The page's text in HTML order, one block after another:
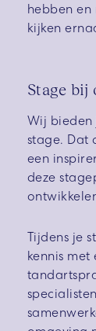
hebben en
kijken
Stage bij
Wij bieden
stage. Dat
een
deze
Tijdens je
kennis